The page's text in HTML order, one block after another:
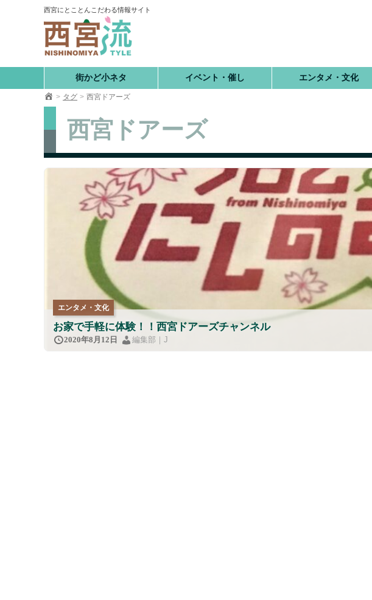
西宮にとことんこだわる情報サイト
街かど小ネタ イベント・催し エンタメ・文化
タグ 西宮ドアーズ
西宮ドアーズ
エンタメ・文化
お家で手軽に体験！！西宮ドアーズチャンネル
2020年8月12日 編集部｜J